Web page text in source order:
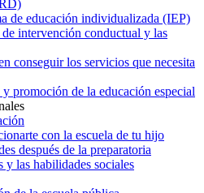
de educación individualizada (IEP)
intervención conductual y las
conseguir los servicios que necesita
y promoción de la educación especial
con la escuela de tu hijo
después de la preparatoria
y las habilidades sociales